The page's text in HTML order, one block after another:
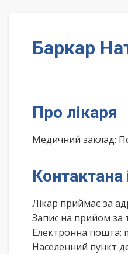
Баркар
Про лікаря
Медичний заклад:
Контактана
Лікар приймає за
Запис на прийом за
Електронна пошта:
Населенний пункт